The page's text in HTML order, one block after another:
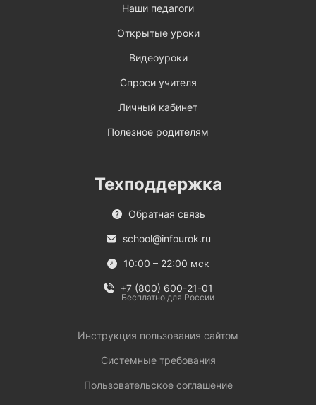
Наши педагоги
Открытые уроки
Видеоуроки
Спроси учителя
Личный кабинет
Полезное родителям
Техподдержка
Обратная связь
school@infourok.ru
10:00 – 22:00 мск
+7 (800) 600-21-01
Бесплатно для России
Инструкция пользования сайтом
Системные требования
Пользовательское соглашение